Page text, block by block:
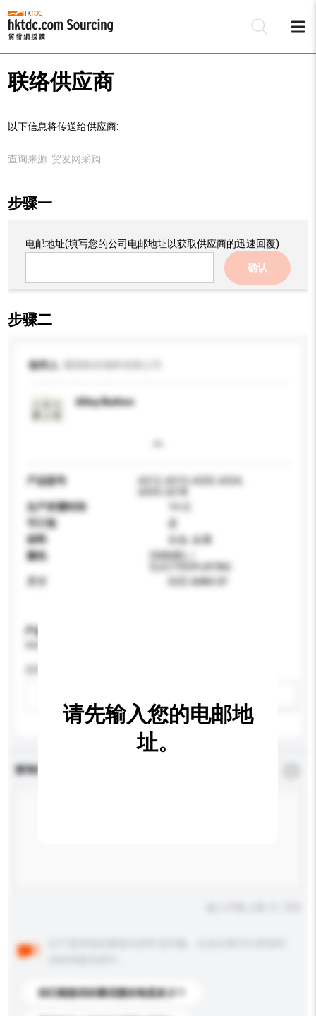
联络供应商
以下信息将传送给供应商:
查询来源: 贸发网采购
步骤一
电邮地址(填写您的公司电邮地址以获取供应商的迅速回覆)
确认
步骤二
收件人
Alloy Button
产品型号
6012, 6019, 6020, 6024,
生产所需时间
可订造
是
材料
合金, 金属
颜色
ENAMEL /
ELECTROPLATING
SIZE 6MM UP
产品规格
查询内容
你们能提供的最优惠价格是多少？
请先输入您的电邮地
址。